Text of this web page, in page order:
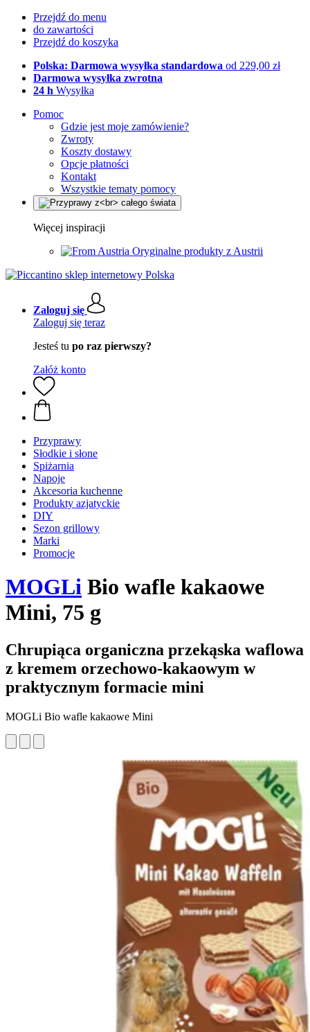
Przejdź do menu
do zawartości
Przejdź do koszyka
Polska: Darmowa wysyłka standardowa od 229,00 zł
Darmowa wysyłka zwrotna
24 h Wysyłka
Pomoc
Gdzie jest moje zamówienie?
Zwroty
Koszty dostawy
Opcje płatności
Kontakt
Wszystkie tematy pomocy
Więcej inspiracji
Oryginalne produkty z Austrii
Zaloguj się
Zaloguj się teraz
Jesteś tu po raz pierwszy?
Załóż konto
Przyprawy
Słodkie i słone
Spiżarnia
Napoje
Akcesoria kuchenne
Produkty azjatyckie
DIY
Sezon grillowy
Marki
Promocje
MOGLi Bio wafle kakaowe
Mini, 75 g
Chrupiąca organiczna przekąska waflowa
z kremem orzechowo-kakaowym w
praktycznym formacie mini
MOGLi Bio wafle kakaowe Mini